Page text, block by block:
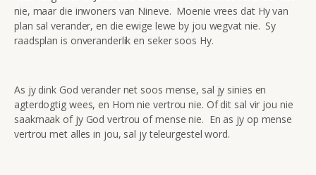
nie, maar die inwoners van Nineve. Moenie vrees dat Hy van
plan sal verander, en die ewige lewe by jou wegvat nie. Sy
raadsplan is onveranderlik en seker soos Hy.
As jy dink God verander net soos mense, sal jy sinies en
agterdogtig wees, en Hom nie vertrou nie. Of dit sal vir jou nie
saakmaak of jy God vertrou of mense nie. En as jy op mense
vertrou met alles in jou, sal jy teleurgestel word.